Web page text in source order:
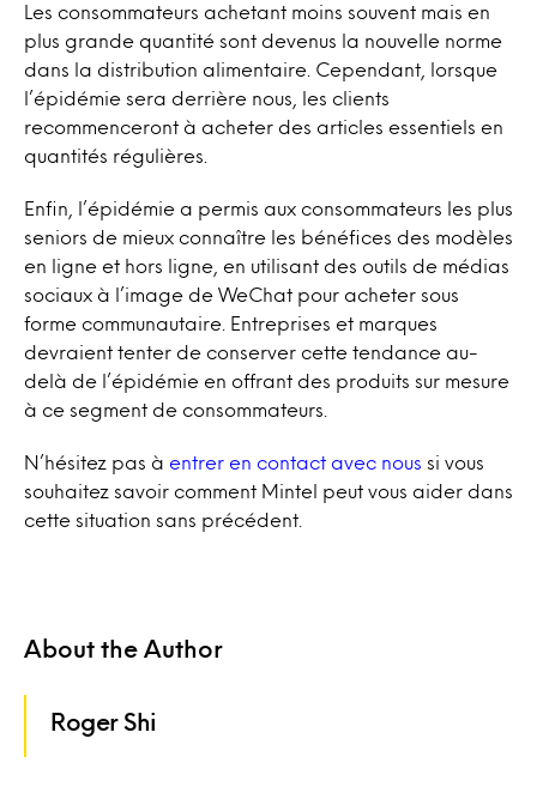
Les consommateurs achetant moins souvent mais en
plus grande quantité sont devenus la nouvelle norme
dans la distribution alimentaire. Cependant, lorsque
l’épidémie sera derrière nous, les clients
recommenceront à acheter des articles essentiels en
quantités régulières.
Enfin, l’épidémie a permis aux consommateurs les plus
seniors de mieux connaître les bénéfices des modèles
en ligne et hors ligne, en utilisant des outils de médias
sociaux à l’image de WeChat pour acheter sous
forme communautaire. Entreprises et marques
devraient tenter de conserver cette tendance au-
delà de l’épidémie en offrant des produits sur mesure
à ce segment de consommateurs.
N’hésitez pas à entrer en contact avec nous si vous
souhaitez savoir comment Mintel peut vous aider dans
cette situation sans précédent.
About the Author
Roger Shi